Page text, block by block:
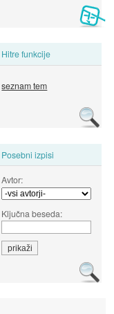
Hitre funkcije
seznam tem
Posebni izpisi
Avtor:
Ključna beseda: